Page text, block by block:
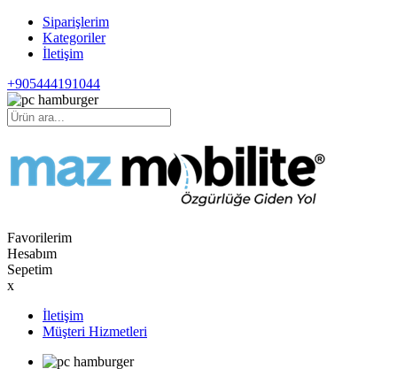
Siparişlerim
Kategoriler
İletişim
+905444191044
Favorilerim
Hesabım
Sepetim
x
İletişim
Müşteri Hizmetleri